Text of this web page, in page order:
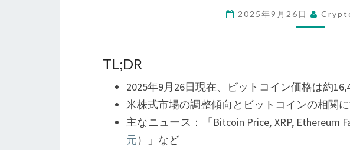
日
現
ッ
ト
2025年9月26日
TL;DR
2025年9月26日現在、ビットコイン価格は約
米株式市場の調整傾向とビットコインの相関
主なニュース：「Bitcoin Price, XRP, Ethereum
元）」など